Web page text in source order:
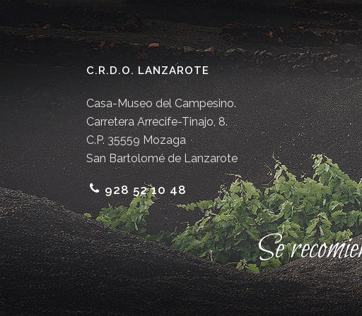
C.R.D.O. LANZAROTE
Casa-Museo del Campesino.
Carretera Arrecife-Tinajo, 8.
C.P. 35559 Mozaga
San Bartolomé de Lanzarote
928 52 10 48
Se